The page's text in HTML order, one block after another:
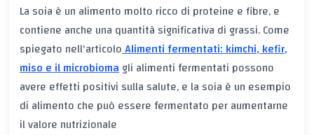
La soia è un alimento molto ricco di proteine e fibre, e
contiene anche una quantità significativa di grassi. Come
spiegato nell'articoloAlimenti fermentati: kimchi, kefir,
miso e il microbiomagli alimenti fermentati possono
avere effetti positivi sulla salute, e la soia è un esempio
di alimento che può essere fermentato per aumentarne
il valore nutrizionale